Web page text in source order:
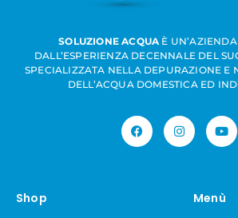
SOLUZIONE ACQUA È
DALL’ESPERIENZA DECENNALE DEL
SPECIALIZZATA NELLA DEPURAZIONE E
DELL’ACQUA DOMESTICA ED
Shop Menù